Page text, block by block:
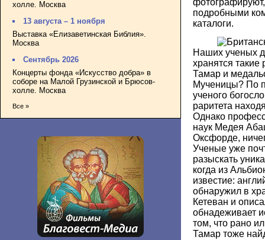
холле. Москва
13 августа – 1 ноября
Выставка «Елизаветинская Библия».
Москва
Сентябрь 2026
Концерты фонда «Искусство добра» в
соборе на Малой Грузинской и Брюсов-
холле. Москва
Все »
подробными
каталоги.
Наших ученых
хранятся такие
Тамар и
Мученицы? По
ученого
раритета
Однако
наук Медея
Оксфорде,
Ученые уже
разыскать
когда из
известие:
обнаружил в
Кетеван и
обнадеживает
том, что рано
Тамар тоже